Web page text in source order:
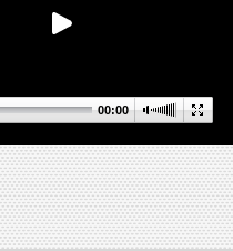
00:00